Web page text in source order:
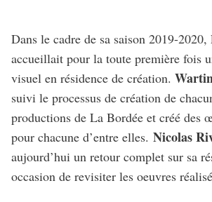
Dans le cadre de sa saison 2019-
accueillait pour la toute première fois
visuel en résidence de création.
suivi le processus de création de
productions de La Bordée et créé des
pour chacune d’entre elles. Nicolas
aujourd’hui un retour complet sur sa
occasion de revisiter les oeuvres